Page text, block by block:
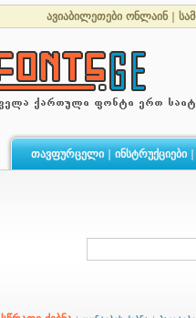
ავიაბილეთები ონლაინ
თავფურცელი| ინსტრუქციები|